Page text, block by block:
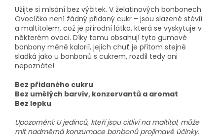
Užijte si mlsání bez výčitek. V želatinových bonbonech
Ovocíčko není žádný přidaný cukr – jsou slazené stévií
a maltitolem, což je přírodní látka, která se vyskytuje v
některém ovoci. Díky tomu obsahují tyto gumové
bonbony méně kalorií, jejich chuť je přitom stejně
sladká jako u bonbonů s cukrem, rozdíl tedy ani
nepoznáte!
Bez přidaného cukru
Bez umělých barviv, konzervantů a aromat
Bez lepku
Upozornění: U jedinců, kteří jsou citliví na maltitol, může
mít nadměrná konzumace bonbonů projímavé účinky.